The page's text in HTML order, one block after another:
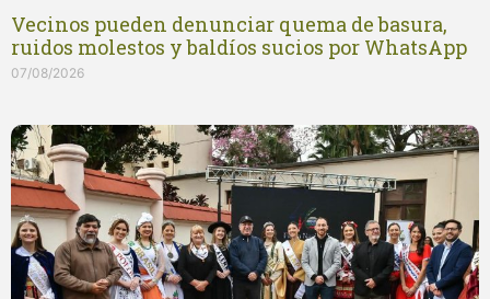
Vecinos pueden denunciar quema de basura,
ruidos molestos y baldíos sucios por WhatsApp
07/08/2026